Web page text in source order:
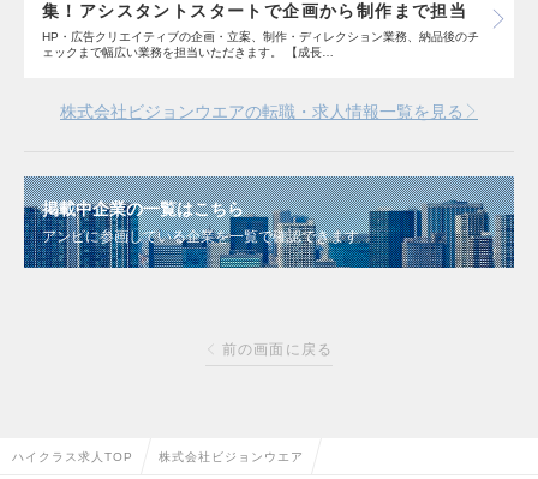
集！アシスタントスタートで企画から制作まで担当
HP・広告クリエイティブの企画・立案、制作・ディレクション業務、納品後のチ
ェックまで幅広い業務を担当いただきます。 【成長…
株式会社ビジョンウエアの転職・求人情報一覧を見る
掲載中企業の一覧はこちら
アンビに参画している企業を一覧で確認できます
前の画面に戻る
ハイクラス求人TOP 株式会社ビジョンウエア